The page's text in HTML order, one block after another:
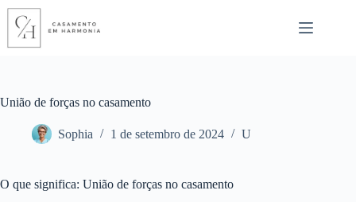
Pular
para
conteúdo
União de forças no casamento
Sophia 1 de setembro de 2024 U
O que significa: União de forças no casamento